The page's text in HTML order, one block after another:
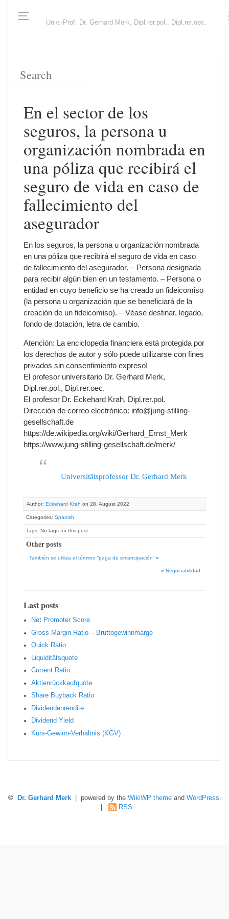
Univ.-Prof. Dr. Gerhard Merk, Dipl.rer.pol., Dipl.rer.oec.
En el sector de los
seguros, la persona u
organización nombrada en
una póliza que recibirá el
seguro de vida en caso de
fallecimiento del
asegurador
En los seguros, la persona u organización nombrada
en una póliza que recibirá el seguro de vida en caso
de fallecimiento del asegurador. – Persona designada
para recibir algún bien en un testamento. – Persona o
entidad en cuyo beneficio se ha creado un fideicomiso
(la persona u organización que se beneficiará de la
creación de un fideicomiso). – Véase destinar, legado,
fondo de dotación, letra de cambio.
Atención: La enciclopedia financiera está protegida por
los derechos de autor y sólo puede utilizarse con fines
privados sin consentimiento expreso!
El profesor universitario Dr. Gerhard Merk,
Dipl.rer.pol., Dipl.rer.oec.
El profesor Dr. Eckehard Krah, Dipl.rer.pol.
Dirección de correo electrónico: info@jung-stilling-
gesellschaft.de
https://de.wikipedia.org/wiki/Gerhard_Ernst_Merk
https://www.jung-stilling-gesellschaft.de/merk/
Universitätsprofessor Dr. Gerhard Merk
Author: Eckehard Krah on 28. August 2022
Categories: Spanish
Tags: No tags for this post
Other posts
También se utiliza el término “paga de emancipación” «
» Negociabilidad
Last posts
Net Promoter Score
Gro ss Margin Ratio – Bruttogewinnmarge
Quic k Ratio
Liquiditätsquote
Current Ratio
Aktienrückkaufquote
Sha re Buyback Ratio
Dividendenrendite
Dividend Yield
Kurs-Gewinn-Verhältnis (KGV)
© Dr. Gerhard Merk| powered by the WikiWP themeand WordPress.
RSS